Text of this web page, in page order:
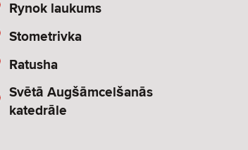
Rynok laukums
Stometrivka
Ratusha
Svētā Augšāmcelšanās
katedrāle